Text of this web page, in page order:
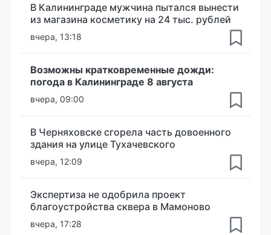
В Калининграде мужчина пытался вынести
из магазина косметику на 24 тыс. рублей
вчера, 13:18
Возможны кратковременные дожди:
погода в Калининграде 8 августа
вчера, 09:00
В Черняховске сгорела часть довоенного
здания на улице Тухачевского
вчера, 12:09
Экспертиза не одобрила проект
благоустройства сквера в Мамоново
вчера, 17:28